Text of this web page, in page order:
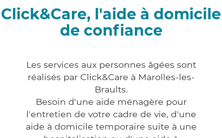
Click&Care, l'aide à domicile
de confiance
Les services aux personnes âgées sont
réalisés par Click&Care à Marolles-les-
Braults.
Besoin d'une aide ménagère pour
l'entretien de votre cadre de vie, d'une
aide à domicile temporaire suite à une